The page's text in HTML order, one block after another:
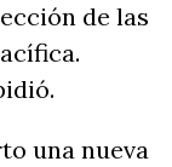
de las
una nueva